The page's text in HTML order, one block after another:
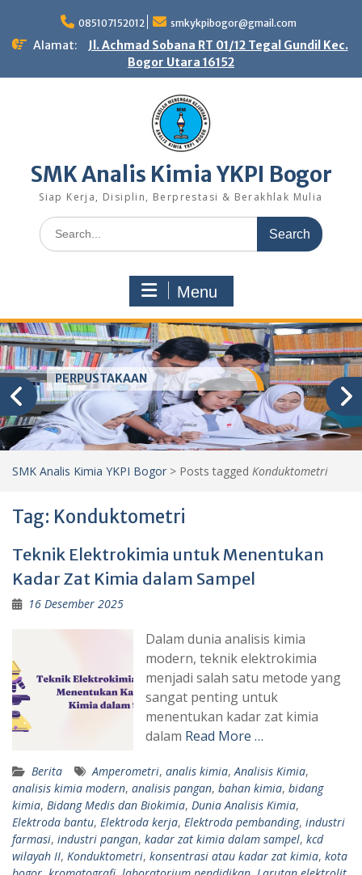
content
085107152012 smkykpibogor@gmail.com
Alamat:
Jl. Achmad Sobana RT 01/12 Tegal Gundil Kec.
Bogor Utara 16152
SMK Analis Kimia YKPI Bogor
Siap Kerja, Disiplin, Berprestasi & Berakhlak Mulia
Search
for:
Menu
PERPUSTAKAAN
SMK Analis Kimia YKPI Bogor > Posts tagged Konduktometri
Tag: Konduktometri
Teknik Elektrokimia untuk Menentukan
Kadar Zat Kimia dalam Sampel
16 Desember 2025
Dalam dunia analisis kimia
modern, teknik elektrokimia
menjadi salah satu metode yang
sangat penting untuk
menentukan kadar zat kimia
dalam Read More …
Berita Amperometri, analis kimia, Analisis Kimia,
analisis kimia modern, analisis pangan, bahan kimia, bidang
kimia, Bidang Medis dan Biokimia, Dunia Analisis Kimia,
Elektroda bantu, Elektroda kerja, Elektroda pembanding, industri
farmasi, industri pangan, kadar zat kimia dalam sampel, kcd
wilayah II, Konduktometri, konsentrasi atau kadar zat kimia, kota